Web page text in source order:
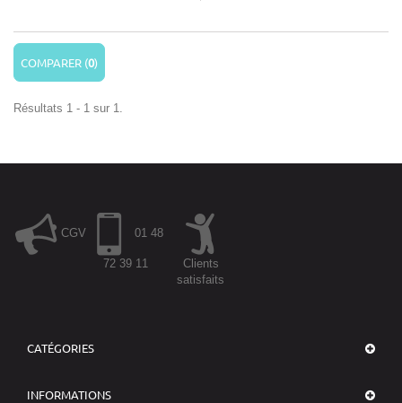
COMPARER (0)
Résultats 1 - 1 sur 1.
CGV 01 48
72 39 11
Clients
satisfaits
CATÉGORIES
INFORMATIONS